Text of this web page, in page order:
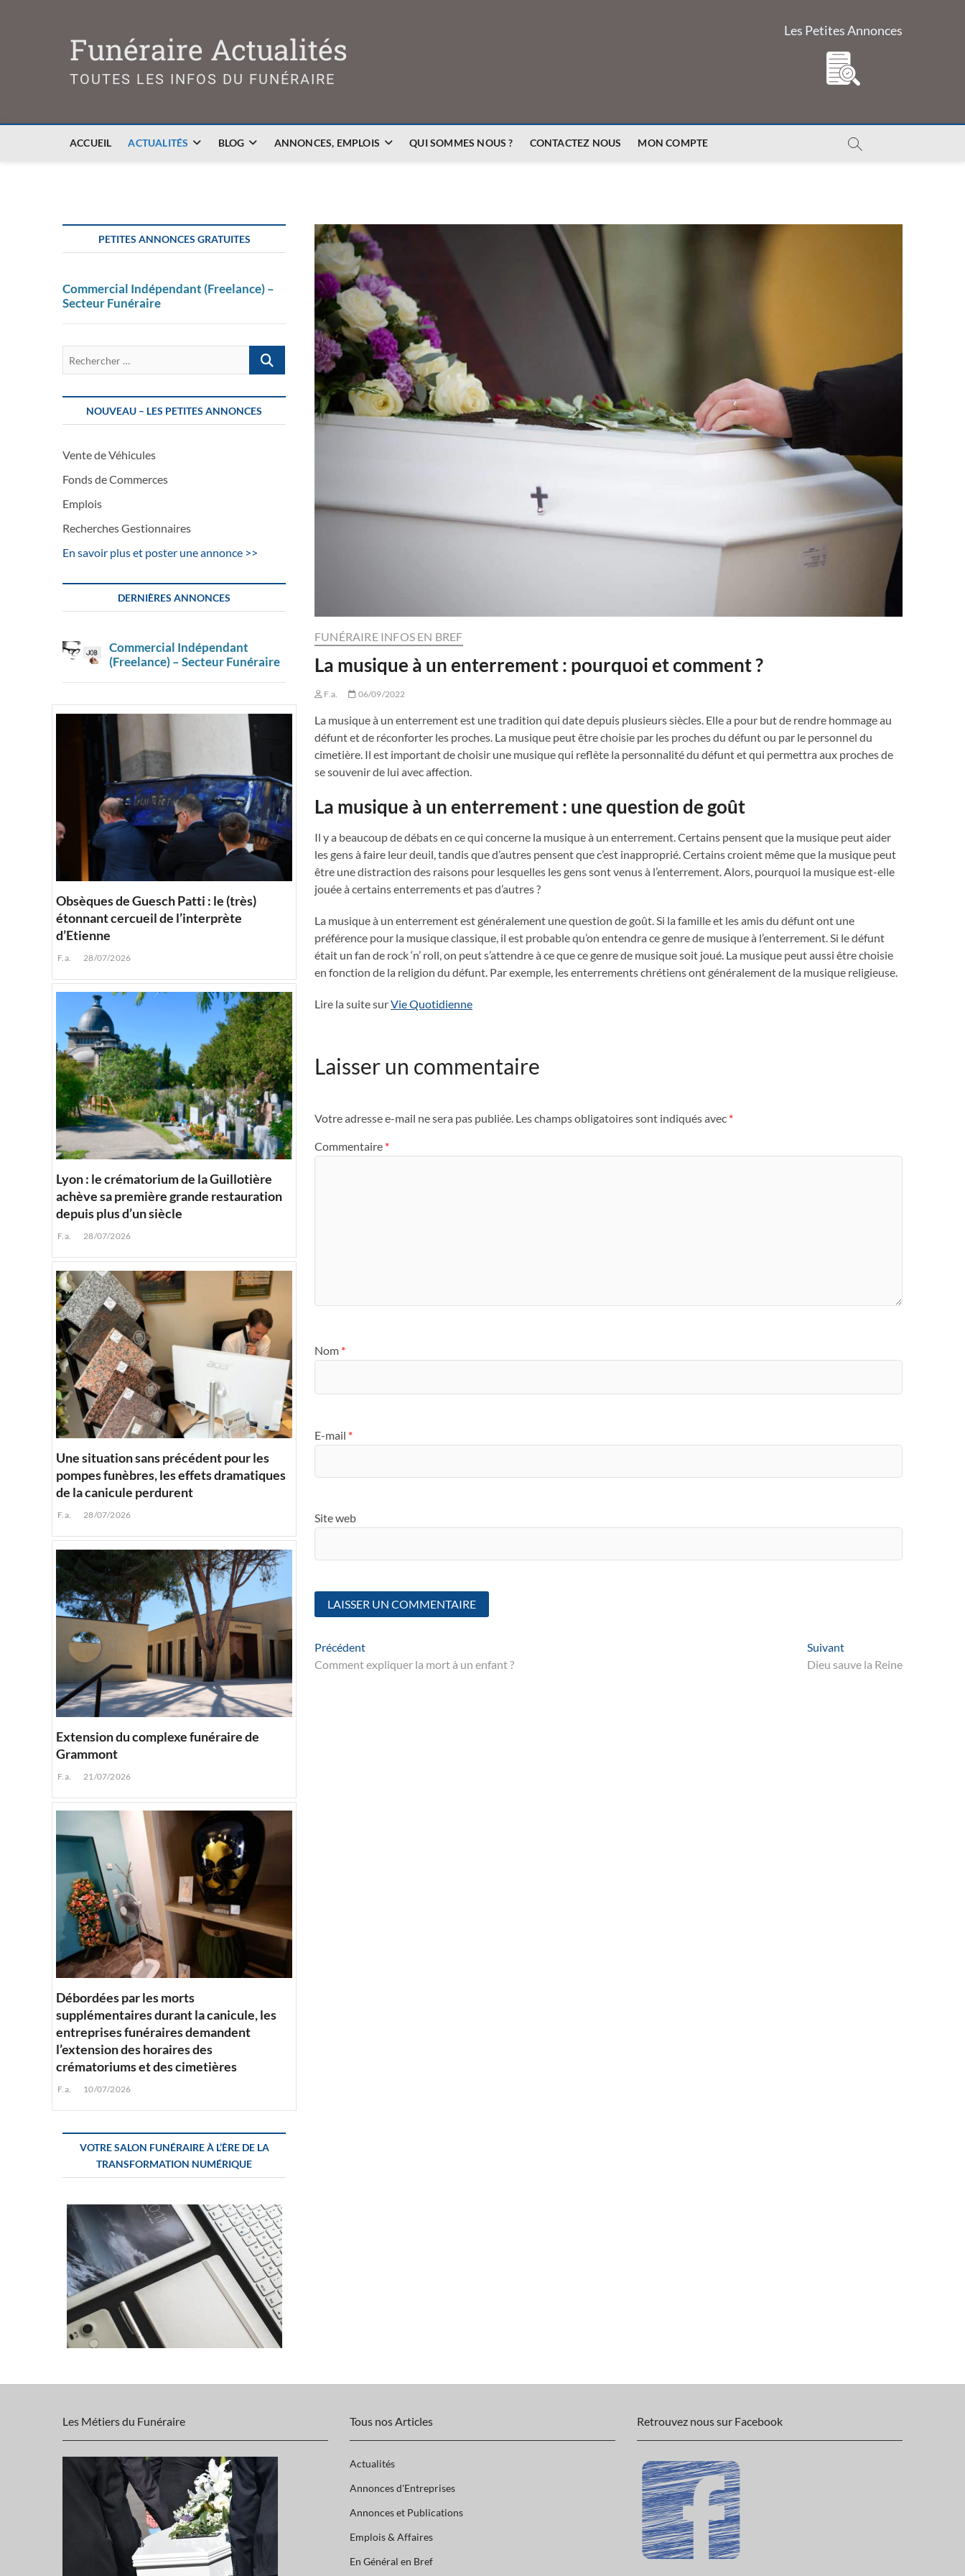
Funéraire Actualités
TOUTES LES INFOS DU FUNÉRAIRE
Les Petites Annonces
ACCUEIL ACTUALITÉS BLOG ANNONCES, EMPLOIS QUI SOMMES NOUS ? CONTACTEZ NOUS MON COMPTE
FUNÉRAIRE INFOS EN BREF
La musique à un enterrement : pourquoi et comment ?
F.a. 06/09/2022
La musique à un enterrement est une tradition qui date depuis plusieurs siècles. Elle a pour but de rendre hommage au
défunt et de réconforter les proches. La musique peut être choisie par les proches du défunt ou par le personnel du
cimetière. Il est important de choisir une musique qui reflète la personnalité du défunt et qui permettra aux proches de
se souvenir de lui avec affection.
La musique à un enterrement : une question de goût
Il y a beaucoup de débats en ce qui concerne la musique à un enterrement. Certains pensent que la musique peut aider
les gens à faire leur deuil, tandis que d’autres pensent que c’est inapproprié. Certains croient même que la musique peut
être une distraction des raisons pour lesquelles les gens sont venus à l’enterrement. Alors, pourquoi la musique est-elle
jouée à certains enterrements et pas d’autres ?
La musique à un enterrement est généralement une question de goût. Si la famille et les amis du défunt ont une
préférence pour la musique classique, il est probable qu’on entendra ce genre de musique à l’enterrement. Si le défunt
était un fan de rock ‘n’ roll, on peut s’attendre à ce que ce genre de musique soit joué. La musique peut aussi être choisie
en fonction de la religion du défunt. Par exemple, les enterrements chrétiens ont généralement de la musique religieuse.
Lire la suite surVie Quotidienne
Laisser un commentaire
Votre adresse e-mail ne sera pas publiée. Les champs obligatoires sont indiqués avec *
Commentaire *
Nom *
E-mail *
Site web
Navigation
de
PrécédentArticle
suivant
Comment expliquer la mort à un enfant ?
SuivantSuivant
post:
Dieu sauve la Reine
PETITES ANNONCES GRATUITES
Commercial Indépendant (Freelance) –
Secteur Funéraire
Rechercher
NOUVEAU – LES PETITES ANNONCES
Vente de Véhicules
Fonds de Commerces
Emplois
Recherches Gestionnaires
En savoir plus et poster une annonce >>
DERNIÈRES ANNONCES
Commercial Indépendant
(Freelance) – Secteur Funéraire
Obsèques de Guesch Patti : le (très)
étonnant cercueil de l’interprète
d’Etienne
F.a. 28/07/2026
Lyon : le crématorium de la Guillotière
achève sa première grande restauration
depuis plus d’un siècle
F.a. 28/07/2026
Une situation sans précédent pour les
pompes funèbres, les effets dramatiques
de la canicule perdurent
F.a. 28/07/2026
Extension du complexe funéraire de
Grammont
F.a. 21/07/2026
Débordées par les morts
supplémentaires durant la canicule, les
entreprises funéraires demandent
l’extension des horaires des
crématoriums et des cimetières
F.a. 10/07/2026
VOTRE SALON FUNÉRAIRE À L’ÈRE DE LA
TRANSFORMATION NUMÉRIQUE
Les Métiers du Funéraire Tous nos Articles
Actualités
Annonces d'Entreprises
Annonces et Publications
Emplois & Affaires
En Général en Bref
Retrouvez nous sur Facebook